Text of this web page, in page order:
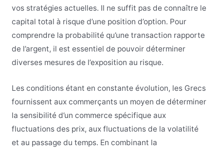
vos stratégies actuelles. Il ne suffit pas de connaître le
capital total à risque d’une position d’option. Pour
comprendre la probabilité qu’une transaction rapporte
de l’argent, il est essentiel de pouvoir déterminer
diverses mesures de l’exposition au risque.
Les conditions étant en constante évolution, les Grecs
fournissent aux commerçants un moyen de déterminer
la sensibilité d’un commerce spécifique aux
fluctuations des prix, aux fluctuations de la volatilité
et au passage du temps. En combinant la